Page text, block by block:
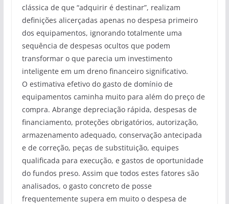
clássica de que “adquirir é destinar”, realizam
definições alicerçadas apenas no despesa primeiro
dos equipamentos, ignorando totalmente uma
sequência de despesas ocultos que podem
transformar o que parecia um investimento
inteligente em um dreno financeiro significativo.
O estimativa efetivo do gasto de domínio de
equipamentos caminha muito para além do preço de
compra. Abrange depreciação rápida, despesas de
financiamento, proteções obrigatórios, autorização,
armazenamento adequado, conservação antecipada
e de correção, peças de substituição, equipes
qualificada para execução, e gastos de oportunidade
do fundos preso. Assim que todos estes fatores são
analisados, o gasto concreto de posse
frequentemente supera em muito o despesa de